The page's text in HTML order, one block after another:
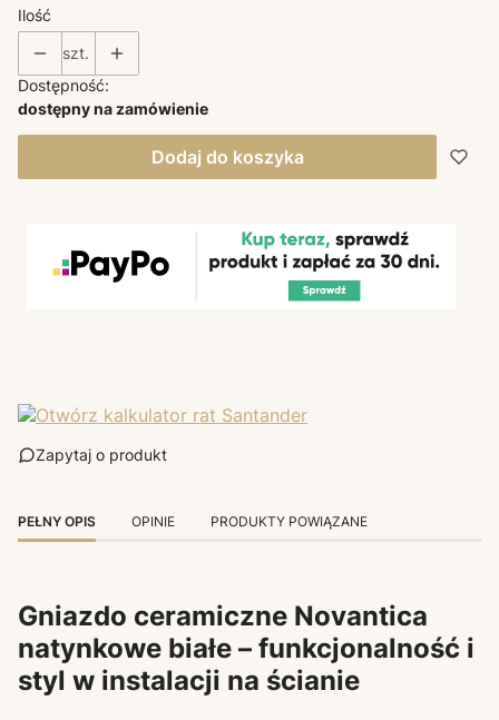
Ilość
szt.
Dostępność:
dostępny na zamówienie
Dodaj do koszyka
Zapytaj o produkt
PEŁNY OPIS OPINIE PRODUKTY POWIĄZANE
Gniazdo ceramiczne Novantica
natynkowe białe – funkcjonalność i
styl w instalacji na ścianie